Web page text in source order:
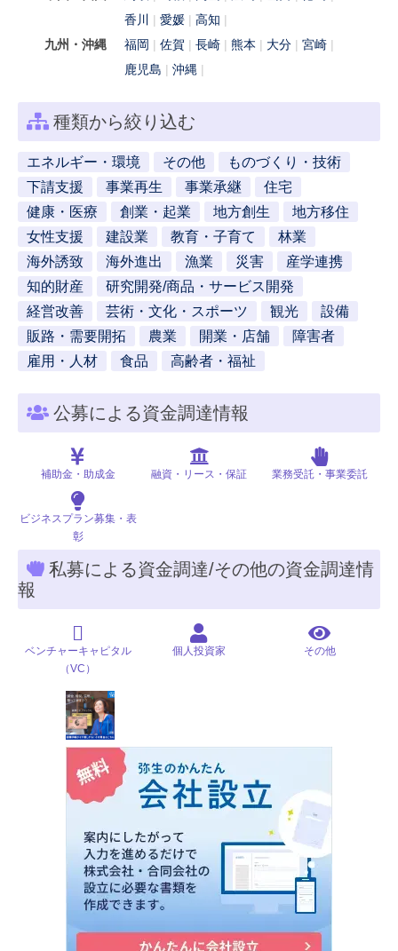
香川
愛媛
高知
九州・沖縄
福岡 佐賀 長崎 熊本 大分
宮崎
鹿児島
沖縄
種類から絞り込む
エネルギー・環境 その他
ものづくり・技術
下請支援
事業再生 事業承継
住宅
健康・医療
創業・起業 地方創生
地方移住
女性支援
建設業 教育・子育て
林業
海外誘致
海外進出 漁業 災害
産学連携
知的財産
研究開発/商品・サービス開発
経営改善
芸術・文化・スポーツ 観光
設備
販路・需要開拓
農業 開業・店舗
障害者
雇用・人材
食品 高齢者・福祉
公募による資金調達情報
補助金・助成金 融資・リース・保証 業務受託・事業委託
ビジネスプラン募集・表
彰
私募による資金調達/その他の資金調達情
報
ベンチャーキャピタル
（VC）
個人投資家 その他